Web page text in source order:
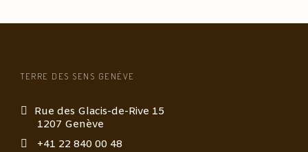
TERRE DES SENS GENÈVE
Rue des Glacis-de-Rive 15
1207 Genève
+41 22 840 00 48